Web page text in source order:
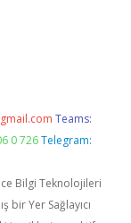
Teams:
0 726 Telegram:
Bilgi Teknolojileri
bir Yer Sağlayıcı